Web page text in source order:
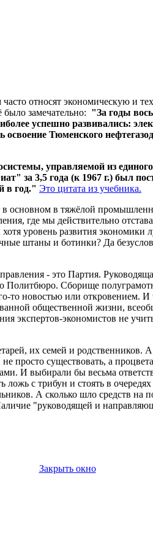
относят экономическую и
замечательно: "За годы
успешно развивались:
Тюменского
управляемой из
за 3,5 года (к 1967 г.) был
в год." Это цитата из учебника.
в тяжёлой
где мы действительно
уровень развития экономики
штаны и ботинки? Да
- это Партия.
Сборище
то новостью или откровением.
общественной жизни,
экспертов-экономистов не
их семей и
существовать, а
И выбирали бы весьма
с трибун и стоять в
А сколько шло средств
"руководящей и
Закрыть окно